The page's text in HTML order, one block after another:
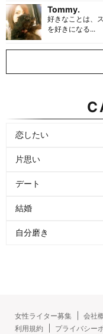
Tommy.
好きなことは、
を好きになる...
恋したい
片思い
デート
結婚
自分磨き
女性ライター募集 会社
利用規約
プライバシー